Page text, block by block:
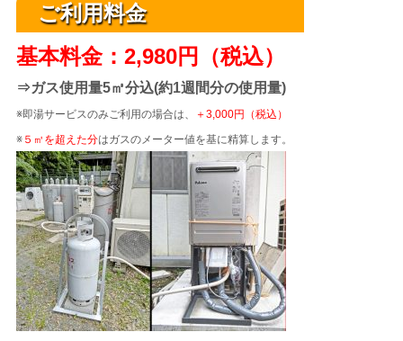
ご利用料金
基本料金：2,980円（税込）
⇒ガス使用量5㎥分込(約1週間分の使用量)
※即湯サービスのみご利用の場合は、
＋3,000円（税込）
※５㎥を超えた分はガスのメーター値を基に精算します。